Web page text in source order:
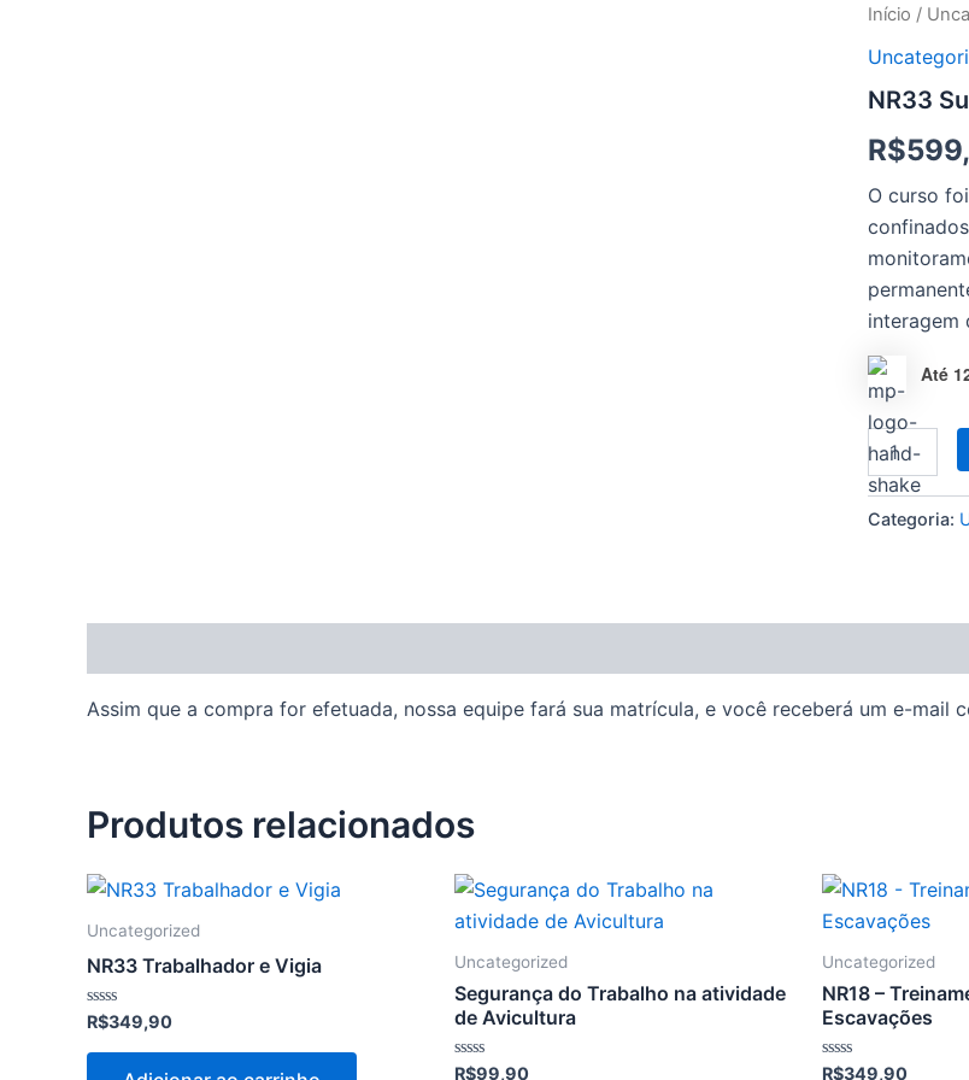
Início /
NR33
R$
O curso
interagem
Até
NR33
quantidade
Categoria:
Assim que a compra for efetuada, nossa equipe fará sua matrícula, e você receberá um e-mail
Produtos relacionados
Uncategorized
NR33 Trabalhador e Vigia
Avaliação
de
R$349,90
Uncategorized
Segurança do Trabalho na atividade
de Avicultura
Avaliação
R$99,90
Uncategorized
NR18 –
Escavações
Avaliação
R$349,90